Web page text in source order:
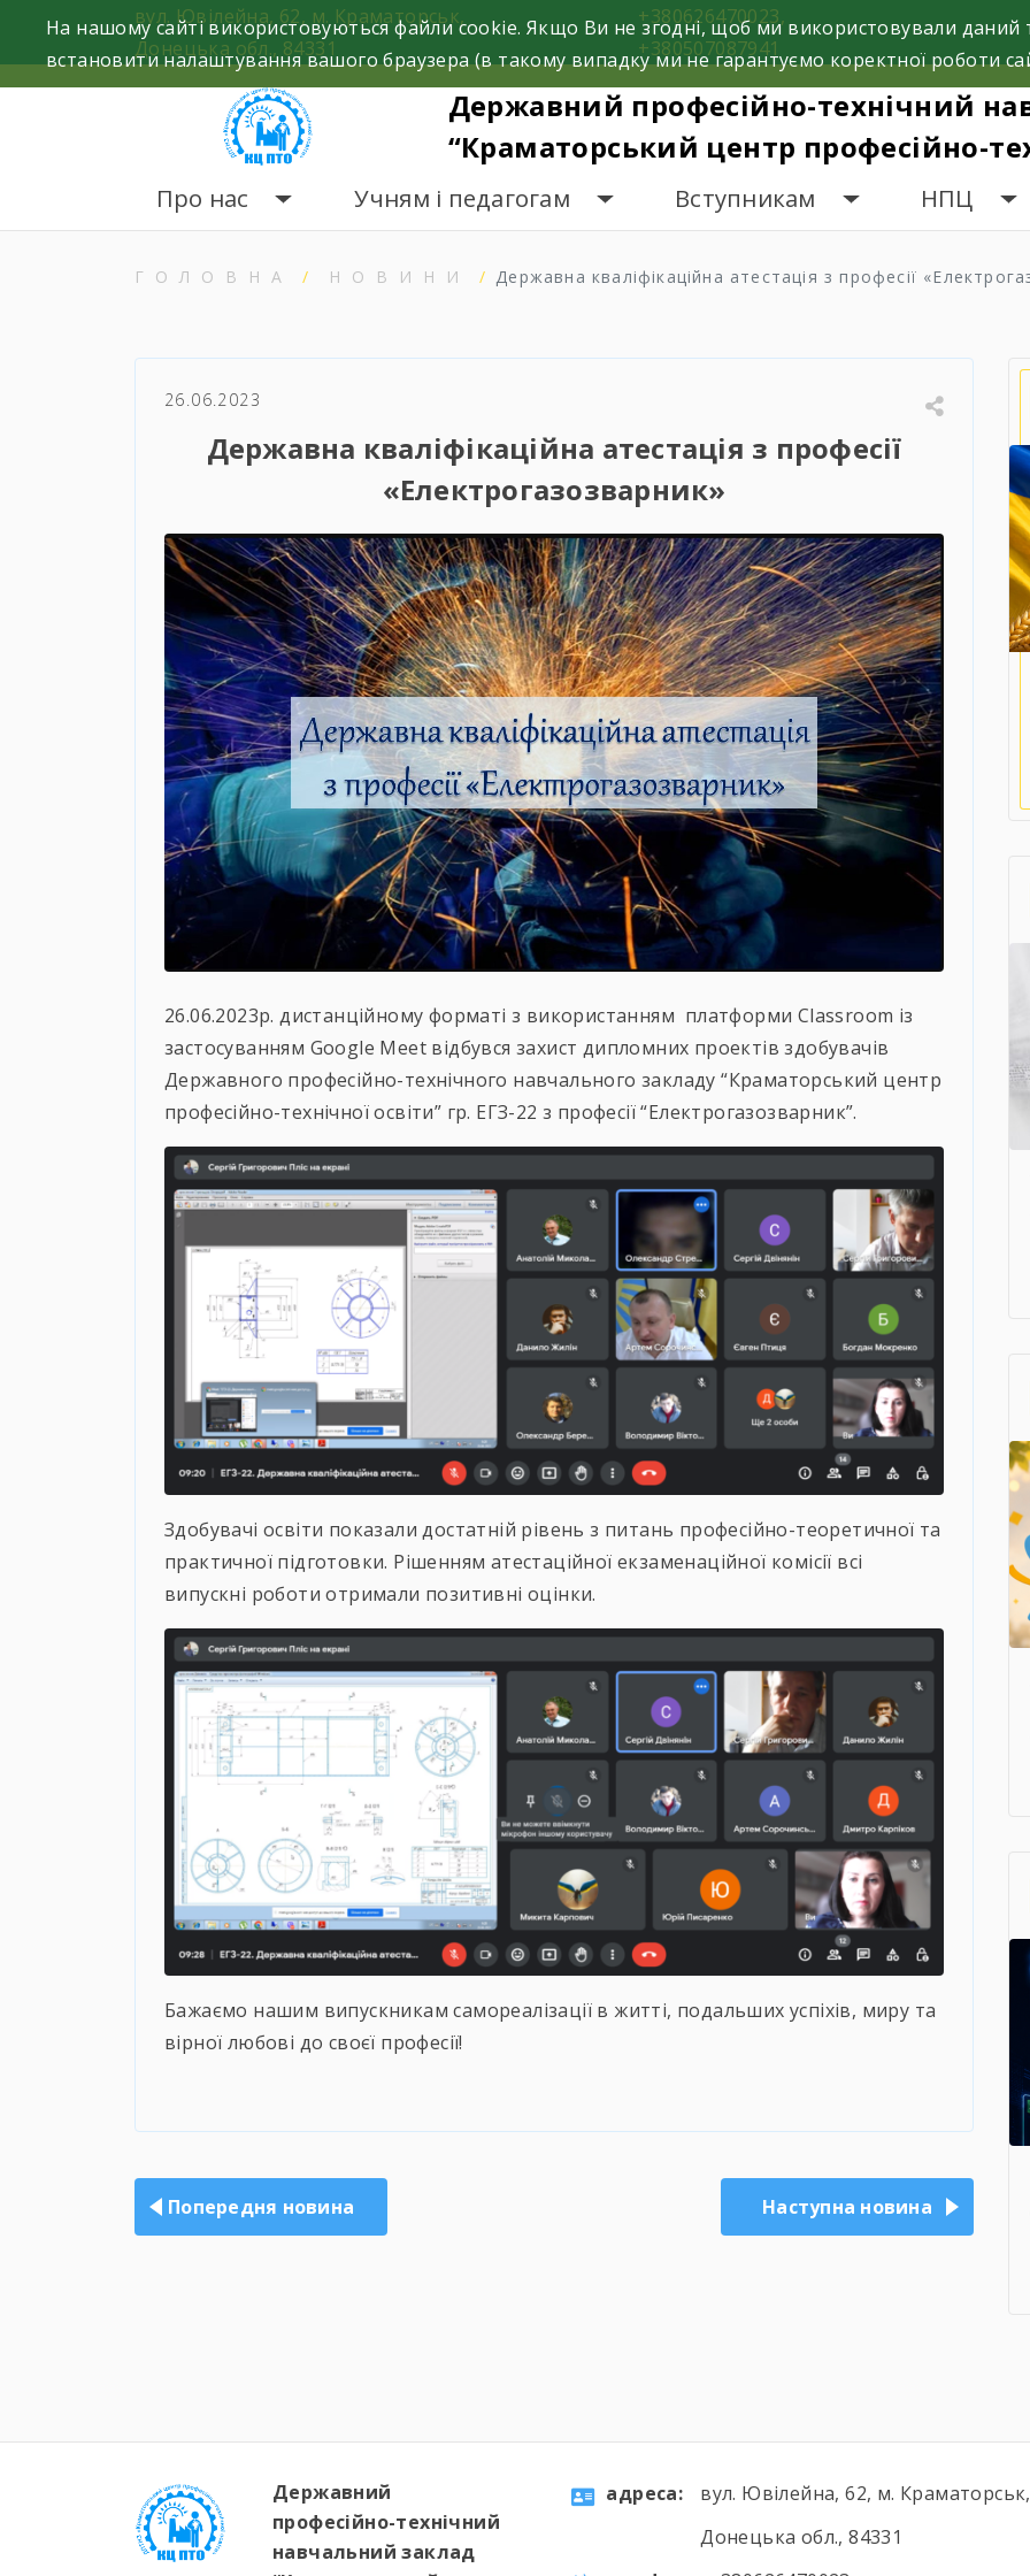
вул. Ювілейна, 62, м. Краматорськ,
Донецька обл., 84331
+380626470023,
+380507087941
Державний професійно-технічний
“Краматорський центр професійно-
Про нас Учням і педагогам Вступникам НПЦ
ГОЛОВНА НОВИНИ Державна кваліфікаційна атестація з професії
26.06.2023
Державна кваліфікаційна атестація з професії
«Електрогазозварник»
26.06.2023р. дистанційному форматі з використанням платформи Classroom із
застосуванням Google Meet відбувся захист дипломних проектів здобувачів
Державного професійно-технічного навчального закладу “Краматорський центр
професійно-технічної освіти” гр. ЕГЗ-22 з професії “Електрогазозварник”.
Здобувачі освіти показали достатній рівень з питань професійно-теоретичної та
практичної підготовки. Рішенням атестаційної екзаменаційної комісії всі
випускні роботи отримали позитивні оцінки.
Бажаємо нашим випускникам самореалізації в житті, подальших успіхів, миру та
вірної любові до своєї професії!
записів
Попередня новина Наступна новина
На нашому сайті використовуються файли cookie. Якщо Ви не згодні, щоб ми використовували даний
встановити налаштування вашого браузера (в такому випадку ми не гарантуємо коректної роботи
Державний
професійно-технічний
навчальний заклад
aдресa:
вул. Ювілейна, 62, м. Краматорськ,
Донецька обл., 84331